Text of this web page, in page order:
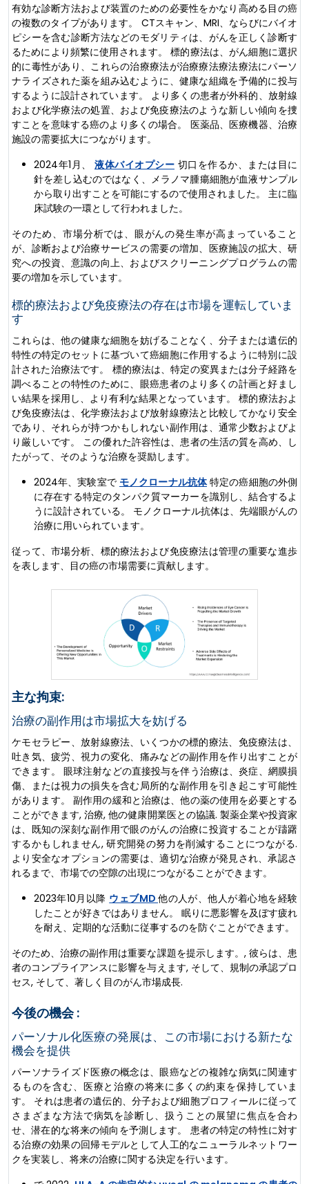
有効な診断方法および装置のための必要性をかなり高める目の癌
の複数のタイプがあります。 CTスキャン、MRI、ならびにバイオ
ピシーを含む診断方法などのモダリティは、がんを正しく診断す
るためにより頻繁に使用されます。 標的療法は、がん細胞に選択
的に毒性があり、これらの治療療法が治療療法療法療法にパーソ
ナライズされた薬を組み込むように、健康な組織を予備的に投与
するように設計されています。 より多くの患者が外科的、放射線
および化学療法の処置、および免疫療法のような新しい傾向を捜
すことを意味する癌のより多くの場合。 医薬品、医療機器、治療
施設の需要拡大につながります。
2024年1月、 液体バイオプシー 切口を作るか、または目に
針を差し込むのではなく、メラノマ腫瘍細胞が血液サンプル
から取り出すことを可能にするので使用されました。 主に臨
床試験の一環として行われました。
そのため、市場分析では、眼がんの発生率が高まっていること
が、診断および治療サービスの需要の増加、医療施設の拡大、研
究への投資、意識の向上、およびスクリーニングプログラムの需
要の増加を示しています。
標的療法および免疫療法の存在は市場を運転していま
す
これらは、他の健康な細胞を妨げることなく、分子または遺伝的
特性の特定のセットに基づいて癌細胞に作用するように特別に設
計された治療法です。 標的療法は、特定の変異または分子経路を
調べることの特性のために、眼癌患者のより多くの計画と好まし
い結果を採用し、より有利な結果となっています。 標的療法およ
び免疫療法は、化学療法および放射線療法と比較してかなり安全
であり、それらが持つかもしれない副作用は、通常少数およびよ
り厳しいです。 この優れた許容性は、患者の生活の質を高め、し
たがって、そのような治療を奨励します。
2024年、実験室で モノクローナル抗体特定の癌細胞の外側
に存在する特定のタンパク質マーカーを識別し、結合するよ
うに設計されている。 モノクローナル抗体は、先端眼がんの
治療に用いられています。
従って、市場分析、標的療法および免疫療法は管理の重要な進歩
を表します、目の癌の市場需要に貢献します。
主な拘束:
治療の副作用は市場拡大を妨げる
ケモセラピー、放射線療法、いくつかの標的療法、免疫療法は、
吐き気、疲労、視力の変化、痛みなどの副作用を作り出すことが
できます。 眼球注射などの直接投与を伴う治療は、炎症、網膜損
傷、または視力の損失を含む局所的な副作用を引き起こす可能性
があります。 副作用の緩和と治療は、他の薬の使用を必要とする
ことができます, 治療, 他の健康開業医との協議. 製薬企業や投資家
は、既知の深刻な副作用で眼のがんの治療に投資することが躊躇
するかもしれません, 研究開発の努力を削減することにつながる.
より安全なオプションの需要は、適切な治療が発見され、承認さ
れるまで、市場での空隙の出現につながることができます。
2023年10月以降 ウェブMD他の人が、他人が着心地を経験
したことが好きではありません。 眠りに悪影響を及ぼす疲れ
を耐え、定期的な活動に従事するのを防ぐことができます。
そのため、治療の副作用は重要な課題を提示します。, 彼らは、患
者のコンプライアンスに影響を与えます, そして、規制の承認プロ
セス, そして、著しく目のがん市場成長.
今後の機会 :
パーソナル化医療の発展は、この市場における新たな
機会を提供
パーソナライズド医療の概念は、眼癌などの複雑な病気に関連す
るものを含む、医療と治療の将来に多くの約束を保持していま
す。 それは患者の遺伝的、分子および細胞プロフィールに従って
さまざまな方法で病気を診断し、扱うことの展望に焦点を合わ
せ、潜在的な将来の傾向を予測します。 患者の特定の特性に対す
る治療の効果の回帰モデルとして人工的なニューラルネットワー
クを実装し、将来の治療に関する決定を行います。